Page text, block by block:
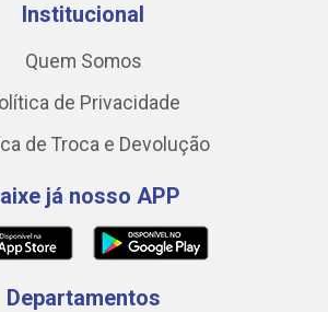
Institucional
Quem Somos
de Privacidade
de Troca e Devolução
já nosso APP
Departamentos